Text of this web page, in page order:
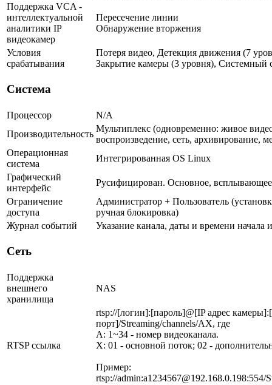
Поддержка VCA -
интеллектуальной
аналитики IP
видеокамер
Пересечение линии
Обнаружение вторжения
Условия
срабатывания
Потеря видео, Детекция движения (7
Закрытие камеры (3 уровня), Системный
Система
Процессор
N/A
Производительность
Мультиплекс (одновременно: живое
воспроизведение, сеть, архивирование,
Операционная
система
Интегрированная OS Linux
Графический
интерфейс
Русифицирован. Основное,
Ограничение
доступа
Администратор + Пользователь
ручная блокировка)
Журнал событий
Указание канала, даты и времени начала
Сеть
Поддержка
внешнего
хранилища
NAS
RTSP ссылка
rtsp://[логин]:[пароль]@[IP адрес
порт]/Streaming/channels/AX, где
A: 1~34 - номер видеоканала.
X: 01 - основной поток; 02 -
Пример:
rtsp://admin:a1234567@192.168.0.198:554/